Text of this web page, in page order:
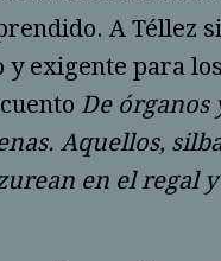
A Téllez
exigente para
De órganos
Aquellos,
en el regal